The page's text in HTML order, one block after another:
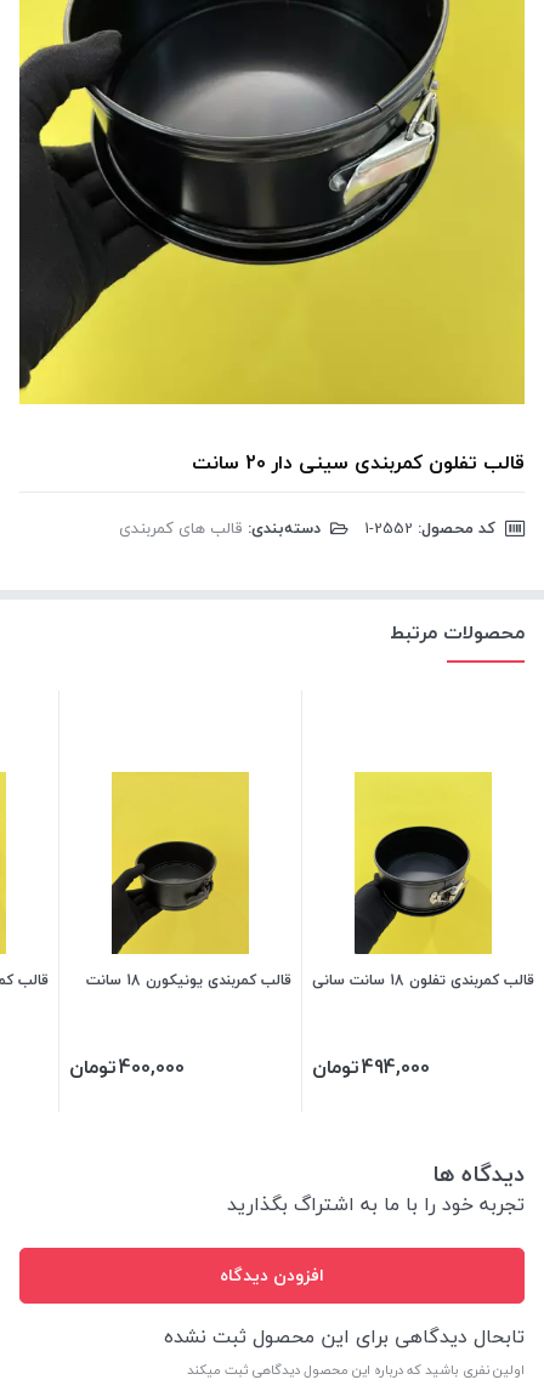
قالب تفلون کمربندی سینی دار 20 سانت
کد محصول: دسته‌بندی: قالب های کمربندی
محصولات مرتبط
قالب کمربندی تفلون 18 سانت سانی
494,000تومان
قالب کمربندی یونیکورن 18 سانت
400,000تومان
قالب
دیدگاه ها
تجربه خود را با ما به اشتراگ بگذارید
افزودن دیدگاه
تابحال دیدگاهی برای این محصول ثبت نشده
اولین نفری باشید که درباره این محصول دیدگاهی ثبت میکند